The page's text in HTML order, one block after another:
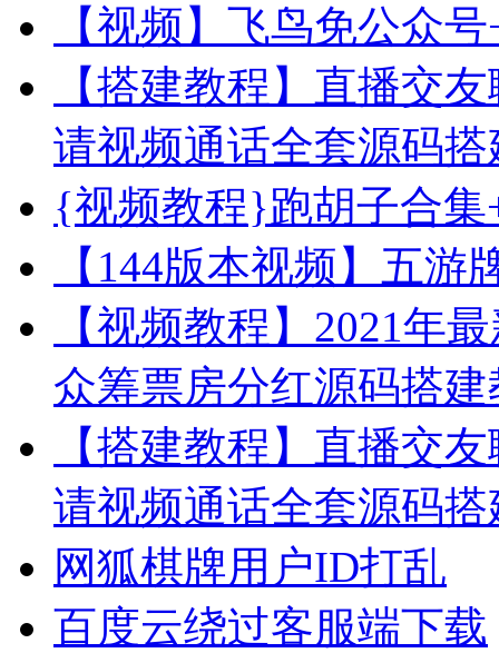
【视频】飞鸟免公众
【搭建教程】直播交
请视频通话全套源码
{视频教程}跑胡子合集
【144版本视频】五游
【视频教程】2021年
众筹票房分红源码搭建
【搭建教程】直播交
请视频通话全套源码
网狐棋牌用户ID打乱
百度云绕过客服端下载